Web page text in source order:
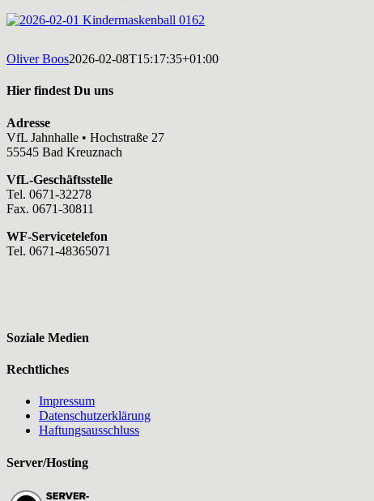
Oliver Boos2026-02-08T15:17:35+01:00
Hier findest Du uns
Adresse
VfL Jahnhalle • Hochstraße 27
55545 Bad Kreuznach
VfL-Geschäftsstelle
Tel. 0671-32278
Fax. 0671-30811
WF-Servicetelefon
Tel. 0671-48365071
Soziale Medien
Rechtliches
Impressum
Datenschutzerklärung
Haftungsausschluss
Server/Hosting